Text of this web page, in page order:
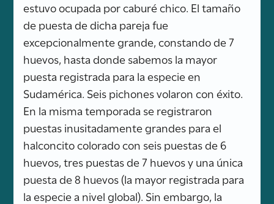
estuvo ocupada por caburé chico. El tamaño
de puesta de dicha pareja fue
excepcionalmente grande, constando de 7
huevos, hasta donde sabemos la mayor
puesta registrada para la especie en
Sudamérica. Seis pichones volaron con éxito.
En la misma temporada se registraron
puestas inusitadamente grandes para el
halconcito colorado con seis puestas de 6
huevos, tres puestas de 7 huevos y una única
puesta de 8 huevos (la mayor registrada para
la especie a nivel global). Sin embargo, la